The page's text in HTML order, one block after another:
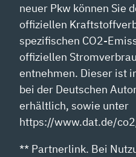
neuer Pkw können Sie
offiziellen
spezifischen CO2-
offiziellen
entnehmen. Dieser ist
bei der Deutschen
erhältlich, sowie unter
https://www.dat.de/
** Partnerlink. Bei